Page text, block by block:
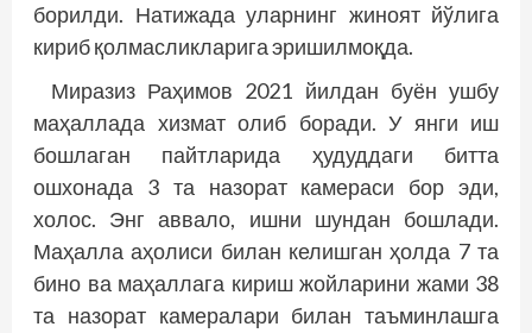
борилди. Натижада уларнинг жиноят йўлига
кириб қолмасликларига эришилмоқда.
Миразиз Раҳимов 2021 йилдан буён ушбу
маҳаллада хизмат олиб боради. У янги иш
бошлаган пайтларида ҳудуддаги битта
ошхонада 3 та назорат камераси бор эди,
холос. Энг аввало, ишни шундан бошлади.
Маҳалла аҳолиси билан келишган ҳолда 7 та
бино ва маҳаллага кириш жойларини жами 38
та назорат камералари билан таъминлашга